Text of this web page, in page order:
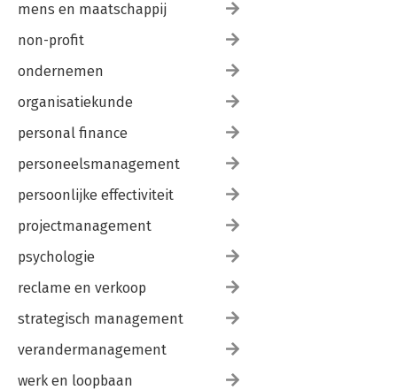
mens en maatschappij
non-profit
ondernemen
organisatiekunde
personal finance
personeelsmanagement
persoonlijke effectiviteit
projectmanagement
psychologie
reclame en verkoop
strategisch management
verandermanagement
werk en loopbaan